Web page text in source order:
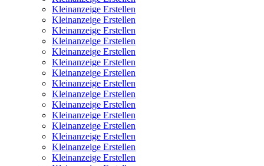
Kleinanzeige Erstellen
Kleinanzeige Erstellen
Kleinanzeige Erstellen
Kleinanzeige Erstellen
Kleinanzeige Erstellen
Kleinanzeige Erstellen
Kleinanzeige Erstellen
Kleinanzeige Erstellen
Kleinanzeige Erstellen
Kleinanzeige Erstellen
Kleinanzeige Erstellen
Kleinanzeige Erstellen
Kleinanzeige Erstellen
Kleinanzeige Erstellen
Kleinanzeige Erstellen